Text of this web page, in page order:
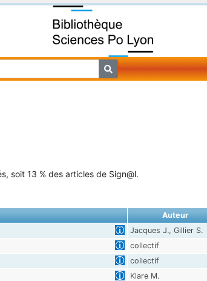
soit 13 % des articles de Sign@l.
Auteur
Jacques J., Gillier S.
collectif
collectif
Klare M.